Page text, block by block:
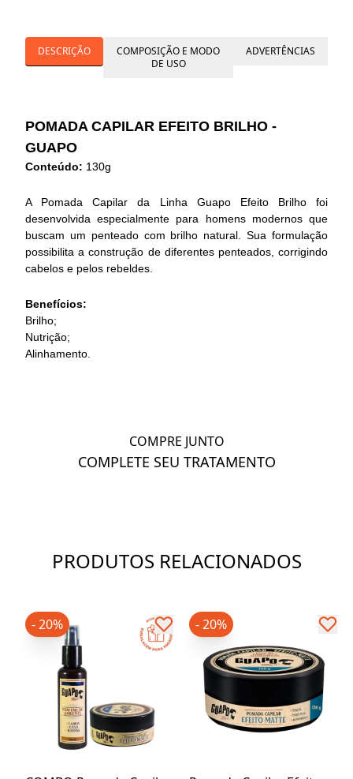
ADVERTÊNCIAS
COMPOSIÇÃO E MODO
DE USO
DESCRIÇÃO
POMADA CAPILAR EFEITO BRILHO -
GUAPO
Conteúdo: 130g
A Pomada Capilar da Linha Guapo Efeito Brilho foi
desenvolvida especialmente para homens modernos que
buscam um penteado com brilho natural. Sua formulação
possibilita a construção de diferentes penteados, corrigindo
cabelos e pelos rebeldes.
Benefícios:
Brilho;
Nutrição;
Alinhamento.
COMPRE JUNTO
COMPLETE SEU TRATAMENTO
PRODUTOS RELACIONADOS
- 20% - 20%